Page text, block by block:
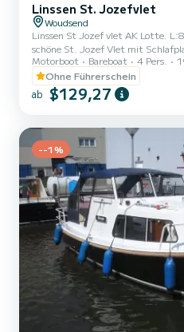
Linssen St. Jozefvlet
Woudsend
Linssen St Jozef vlet AK Lotte. L:8,00, Br: 3,10, T: 0,90. Der
schöne St. Jozef Vlet mit
Kinder und einfach zu steuern mit
nicht erforderlich. Küchenausstattung für 6 Personen und 1
Kühlschrank im Bug, 2-Personen-
Betten im Achterdeck. Das Boot verfügt über Innen- und
Abfahrtshafen ist Woudsend im
von Sneek, Snekerme...
Motorboot Bareboat 4 Pers.
Ohne Führerschein
ab $129,27
--1%